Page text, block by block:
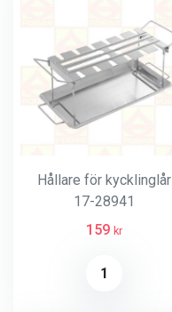
Hållare för kycklinglår
17-28941
159 kr
1